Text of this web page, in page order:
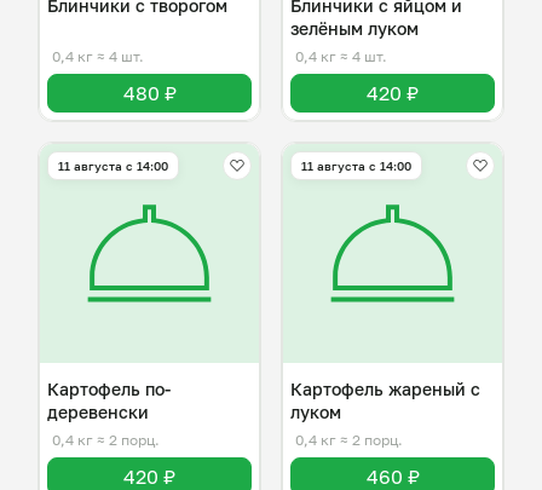
Блинчики с творогом
0,4 кг ≈ 4 шт.
480 ₽
Блинчики с яйцом и
зелёным луком
0,4 кг ≈ 4 шт.
420 ₽
11 августа с 14:00
Картофель по-
деревенски
0,4 кг ≈ 2 порц.
420 ₽
11 августа с 14:00
Картофель жареный с
луком
0,4 кг ≈ 2 порц.
460 ₽